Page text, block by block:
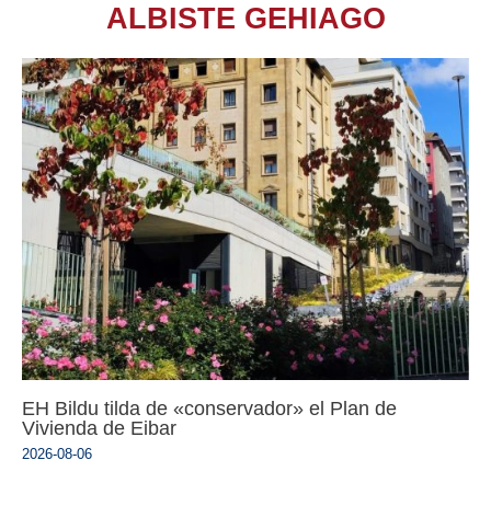
ALBISTE GEHIAGO
EH Bildu tilda de «conservador» el Plan de
Vivienda de Eibar
2026-08-06